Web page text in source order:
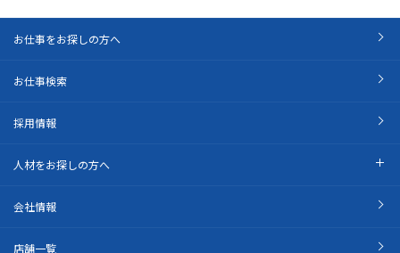
お仕事をお探しの方へ
お仕事検索
採用情報
人材をお探しの方へ
会社情報
店舗一覧